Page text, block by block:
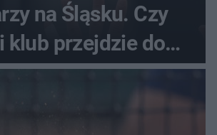
na Śląsku. Czy
klub przejdzie do
historii